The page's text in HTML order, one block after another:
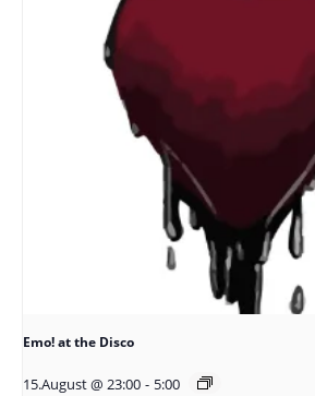
Emo! at the Disco
15.August @ 23:00 - 5:00